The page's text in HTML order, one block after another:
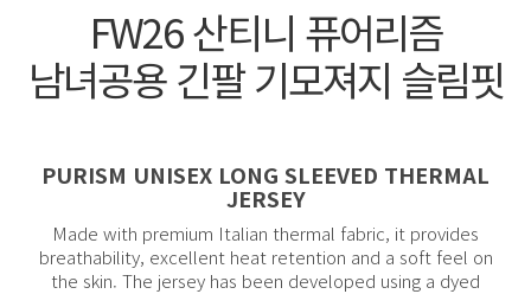
FW26 산티니 퓨어리즘
남녀공용 긴팔 기모져지 슬림핏
PURISM UNISEX LONG SLEEVED THERMAL
JERSEY
Made with premium Italian thermal fabric, it provides
breathability, excellent heat retention and a soft feel on
the skin. The jersey has been developed using a dyed